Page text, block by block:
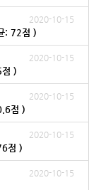
2020-10-15
: 72점 )
2020-10-15
점 )
2020-10-15
점 )
2020-10-15
점 )
2020-10-15